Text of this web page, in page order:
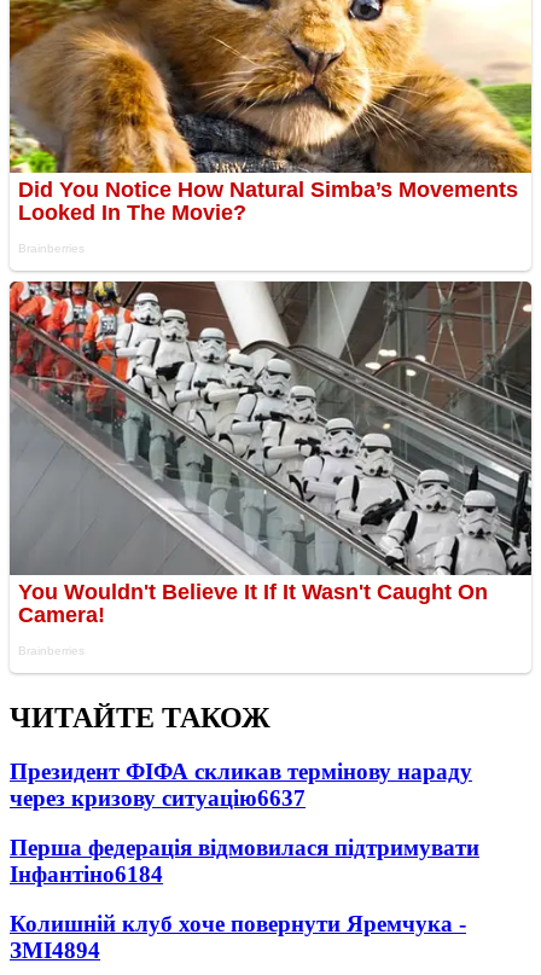
ЧИТАЙТЕ ТАКОЖ
Президент ФІФА скликав термінову нараду
через кризову ситуацію6637
Перша федерація відмовилася підтримувати
Інфантіно6184
Колишній клуб хоче повернути Яремчука -
ЗМІ4894